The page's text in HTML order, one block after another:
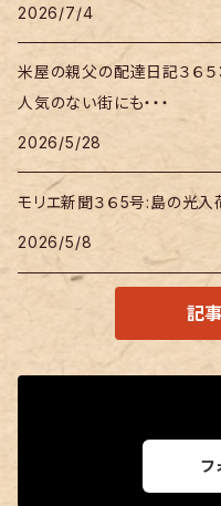
2026/7/4
米屋の親父の配達日記３６５
人気のない街にも・・・
2026/5/28
モリエ新聞３６5号:島の光入
2026/5/8
記
フ